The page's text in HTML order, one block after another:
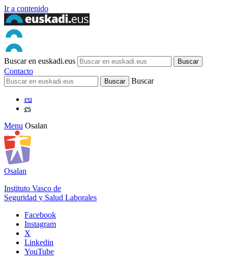
Ir a contenido
Buscar en euskadi.eus
Contacto
Buscar
eu
es
Menu Osalan
Osalan
Instituto Vasco de
Seguridad y Salud Laborales
Facebook
Instagram
X
Linkedin
YouTube